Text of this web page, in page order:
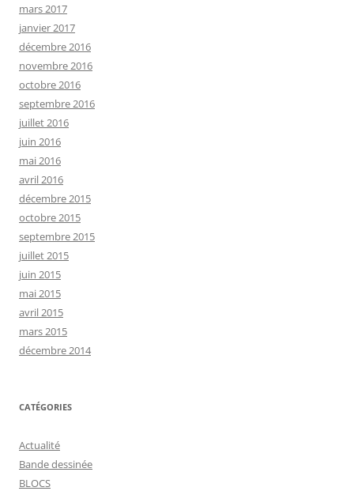
mars 2017
janvier 2017
décembre 2016
novembre 2016
octobre 2016
septembre 2016
juillet 2016
juin 2016
mai 2016
avril 2016
décembre 2015
octobre 2015
septembre 2015
juillet 2015
juin 2015
mai 2015
avril 2015
mars 2015
décembre 2014
CATÉGORIES
Actualité
Bande dessinée
BLOCS